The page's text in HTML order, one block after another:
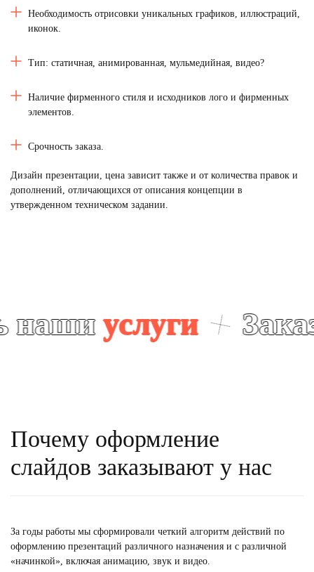
Необходимость отрисовки уникальных графиков, иллюстраций,
иконок.
Тип: статичная, анимированная, мульмедийная, видео?
Наличие фирменного стиля и исходников лого и фирменных
элементов.
Срочность заказа.
Дизайн презентации, цена зависит также и от количества правок и
дополнений, отличающихся от описания концепции в
утвержденном техническом задании.
услуги Заказать
Почему оформление
слайдов заказывают у нас
За годы работы мы сформировали четкий алгоритм действий по
оформлению презентаций различного назначения и с различной
«начинкой», включая анимацию, звук и видео.